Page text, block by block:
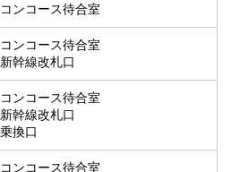
コンコース待合室
コンコース待合室
新幹線改札口
コンコース待合室
新幹線改札口
乗換口
コンコース待合室